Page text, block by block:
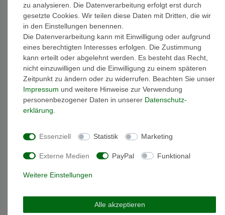
Wunschliste
* inkl. ges. MwSt. zzgl.Versandkosten
Beschreibung
Marke: Skagen
Uhrbandbreite: 12 mm
zu analysieren. Die Datenverarbeitung erfolgt erst durch
gesetzte Cookies. Wir teilen diese Daten mit Dritten, die wir
in den Einstellungen benennen.
Die Datenverarbeitung kann mit Einwilligung oder aufgrund
eines berechtigten Interesses erfolgen. Die Zustimmung
kann erteilt oder abgelehnt werden. Es besteht das Recht,
nicht einzuwilligen und die Einwilligung zu einem späteren
Zeitpunkt zu ändern oder zu widerrufen. Beachten Sie unser
Impressum und weitere Hinweise zur Verwendung
personenbezogener Daten in unserer Daten­schutz­
erklärung
Essenziell Statistik Marketing
Externe Medien PayPal Funktional
Weitere Einstellungen
Alle akzeptieren